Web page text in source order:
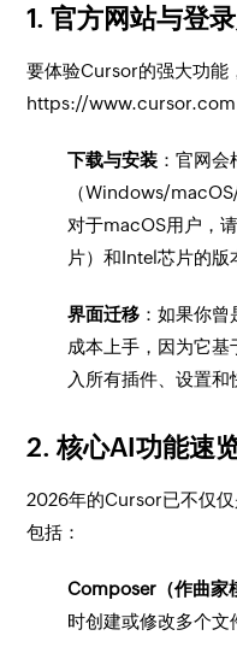
1. 官方网站与登
要体验Cursor的强大功能
https://www.cursor.com
下载与安装 ：官网
（Windows/
对于macOS用户，
片）和Intel芯片的版
界面迁移 ：如果你
成本上手，因为它基
入所有插件、设置和
2. 核心AI功能速
2026年的Cursor已不仅
包括：
Composer（作曲家
时创建或修改多个文